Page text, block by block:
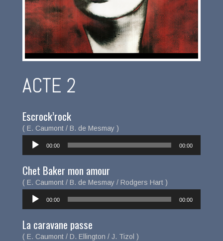
ACTE 2
Escrock’rock
( E. Caumont / B. de Mesmay )
Lecteur
audio
00:00 00:00
Chet Baker mon amour
( E. Caumont / B. de Mesmay / Rodgers Hart )
Lecteur
audio
00:00 00:00
La caravane passe
( E. Caumont / D. Ellington / J. Tizol )